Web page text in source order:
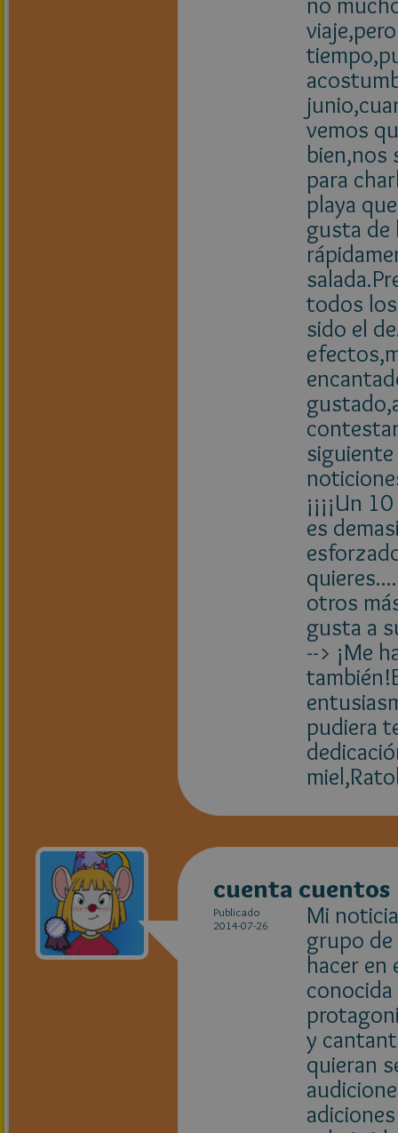
vemos
bien,nos
para
playa
gusta de
todos
sido el
¡¡¡¡Un
es
otros
gusta a
--> ¡Me
pudiera
cuenta cuentos
Publicado
2014-07-26
Mi
grupo
hacer en
y
quieran